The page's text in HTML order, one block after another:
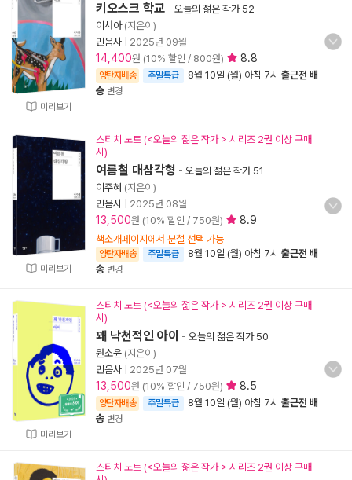
미리보기
키오스크 학교 - 오늘의 젊은 작가 52
이서아(지은이)
민음사
2025년 09월
14,400원 (10% 할인 / 800원) 8.8
양탄자배송 주말특급 8월 10일 (월) 아침 7시 출근전 배
송 변경
미리보기
스티치 노트 (<오늘의 젊은 작가 > 시리즈 2권 이상 구매
시)
여름철 대삼각형 - 오늘의 젊은 작가 51
이주혜 (지은이)
민음사
2025년 08월
13,500원 (10% 할인 / 750원) 8.9
책소개페이지에서 분철 선택 가능
양탄자배송 주말특급 8월 10일 (월) 아침 7시 출근전 배
송 변경
미리보기
스티치 노트 (<오늘의 젊은 작가 > 시리즈 2권 이상 구매
시)
꽤 낙천적인 아이 - 오늘의 젊은 작가 50
원소윤 (지은이)
민음사
2025년 07월
13,500원 (10% 할인 / 750원) 8.5
양탄자배송 주말특급 8월 10일 (월) 아침 7시 출근전 배
송 변경
스티치 노트 (<오늘의 젊은 작가 > 시리즈 2권 이상 구매